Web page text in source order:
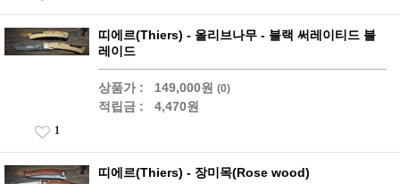
띠에르(Thiers) - 올리브나무 - 블랙 써레이티드 블
레이드
상품가 : 149,000원 (0)
적립금 : 4,470원
1
띠에르(Thiers) - 장미목(Rose wood)